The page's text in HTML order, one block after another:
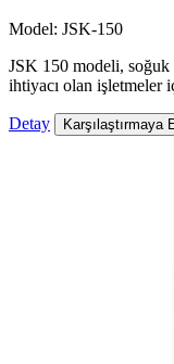
Model: JSK-150
JSK 150 modeli, soğuk
ihtiyacı olan işletmeler
Detay Karşılaştırmaya